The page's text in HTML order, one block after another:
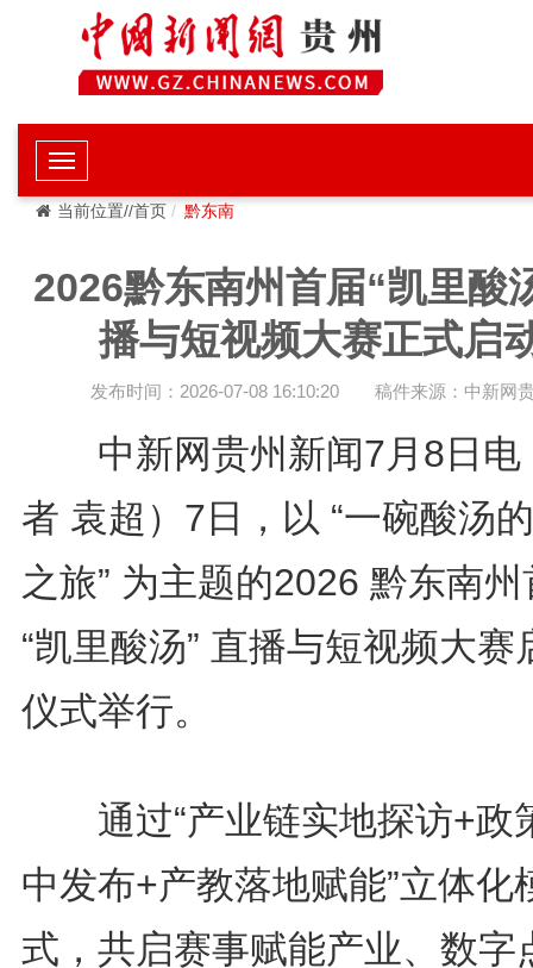
当前位置//首页 黔东南
2026黔东南州首届“凯里酸
播与短视频大赛正式启
发布时间：2026-07-08 16:10:20 稿件来源：中新网
中新网贵州新闻7月8日电
者 袁超）7日，以 “一碗酸汤
之旅” 为主题的2026 黔东南州
“凯里酸汤” 直播与短视频大赛
仪式举行。
通过“产业链实地探访+政
中发布+产教落地赋能”立体化
式，共启赛事赋能产业、数字